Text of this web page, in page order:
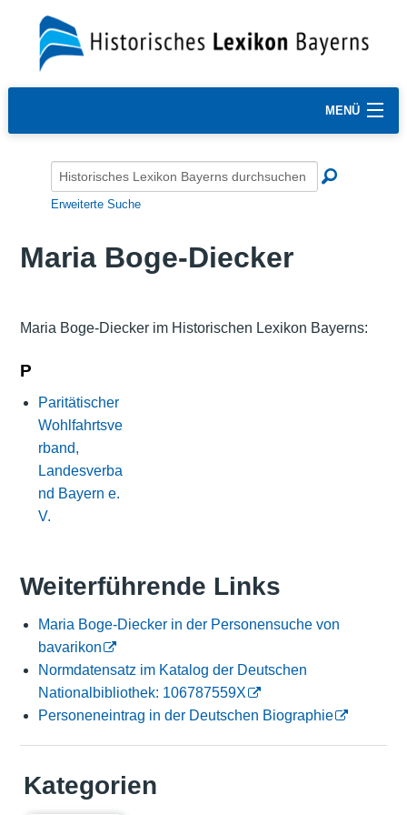
MENÜ
Erweiterte Suche
Maria Boge-Diecker
Maria Boge-Diecker im Historischen Lexikon Bayerns:
P
Paritätischer
Wohlfahrtsve
rband,
Landesverba
nd Bayern e.
V.
Weiterführende Links
Maria Boge-Diecker in der Personensuche von
bavarikon
Normdatensatz im Katalog der Deutschen
Nationalbibliothek: 106787559X
Personeneintrag in der Deutschen Biographie
Kategorien